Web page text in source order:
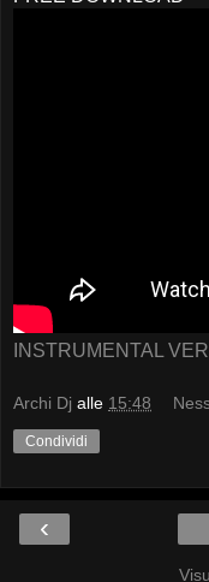
INSTRUMENTAL
Archi Dj alle 15:48
Condividi
‹